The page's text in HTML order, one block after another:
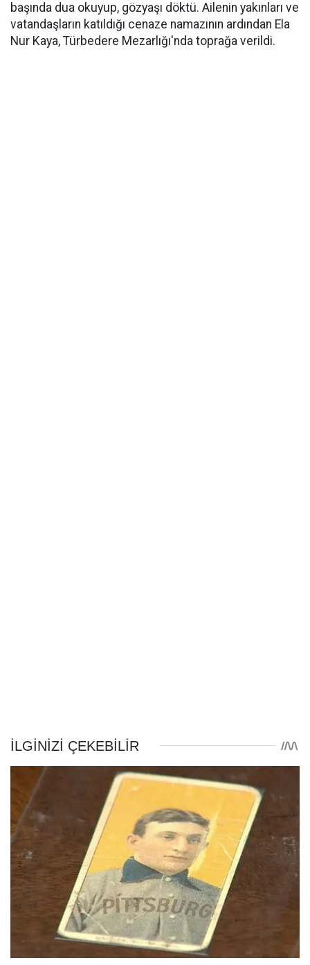
başında dua okuyup, gözyaşı döktü. Ailenin yakınları ve
vatandaşların katıldığı cenaze namazının ardından Ela
Nur Kaya, Türbedere Mezarlığı'nda toprağa verildi.